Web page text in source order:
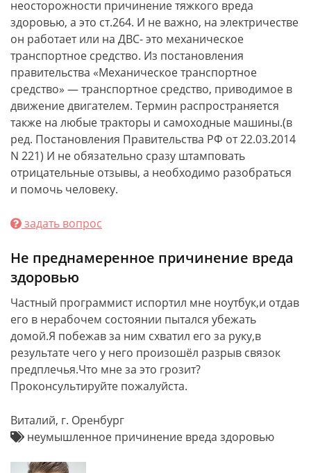
неосторожности причинение тяжкого вреда
здоровью, а это ст.264. И не важно, на электричестве
он работает или на ДВС- это механическое
транспортное средство. Из постановления
правительства «Механическое транспортное
средство» — транспортное средство, приводимое в
движение двигателем. Термин распространяется
также на любые тракторы и самоходные машины.(в
ред. Постановления Правительства РФ от 22.03.2014
N 221) И не обязательно сразу штамповать
отрицательные отзывы, а необходимо разобраться
и помочь человеку.
задать вопрос
Не преднамеренное причинение вреда
здоровью
Частный программист испортил мне ноутбук,и отдав
его в нерабочем состоянии пытался убежать
домой.Я побежав за ним схватил его за руку,в
результате чего у него произошёл разрыв связок
предплечья.Что мне за это грозит?
Проконсультируйте пожалуйста.
Виталий, г. Оренбург
неумышленное причинение вреда здоровью